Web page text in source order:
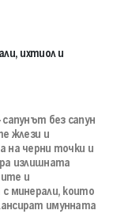
ихтиол и
без сапун
жлези и
на черни точки и
излишната
и
минерали, които
имунната